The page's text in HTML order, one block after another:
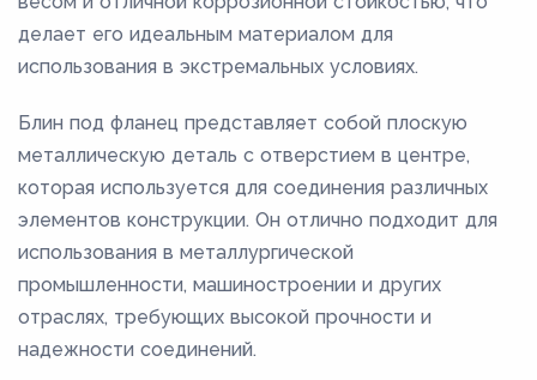
делает его идеальным материалом для
использования в экстремальных условиях.
Блин под фланец представляет собой плоскую
металлическую деталь с отверстием в центре,
которая используется для соединения различных
элементов конструкции. Он отлично подходит для
использования в металлургической
промышленности, машиностроении и других
отраслях, требующих высокой прочности и
надежности соединений.